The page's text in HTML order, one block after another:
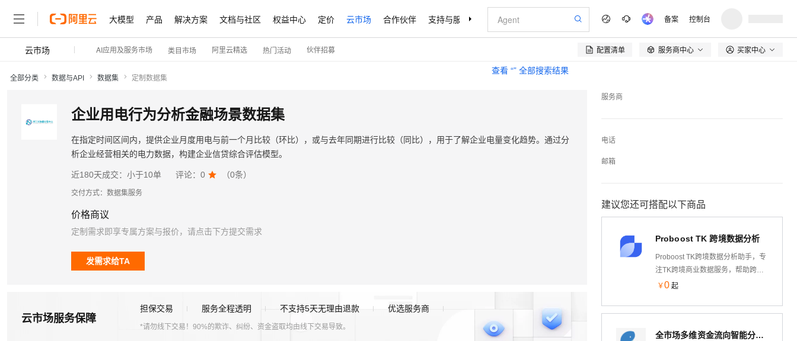
大模型 产品 解决方案 文档与社区 权益中心 定价 云市场 合作伙伴 支持与服务 了解阿里云
查看 “” 全部搜索结果
备案 控制台
云市场 AI应用及服务市场 类目市场 阿里云精选 热门活动 伙伴招募 配置清单  服务商中心 买家中心
全部分类 数据与API 数据集 定制数据集
企业用电行为分析金融场景数据集
在指定时间区间内，提供企业月度用电与前一个月比较（环比），或与去年同期进行比较（同比），用于了解企业电量变化趋势。通过分
析企业经营相关的电力数据，构建企业信贷综合评估模型。
近180天成交： 小于10单 评论： 0  （0条）
交付方式： 数据集服务
价格商议
定制需求即享专属方案与报价，请点击下方提交需求
发需求给TA
云市场服务保障
担保交易 服务全程透明 不支持5天无理由退款 优选服务商
*请勿线下交易！90%的欺诈、纠纷、资金盗取均由线下交易导致。
服务商
电话
邮箱
建议您还可搭配以下商品
Proboost TK 跨境数据分析
Proboost TK跨境数据分析助手，专
注TK跨境商业数据服务，帮助跨境
电商从业者、品牌方和营销人员快
￥0 起
全市场多维资金流向智能分析MCP服务